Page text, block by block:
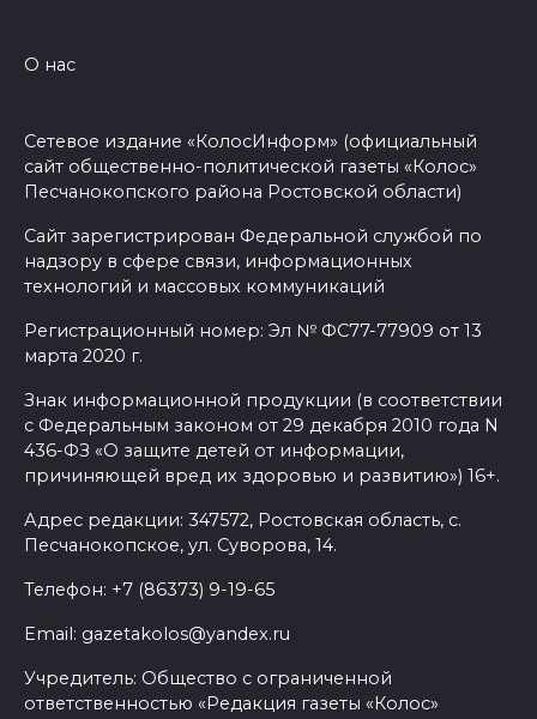
О нас
Сетевое издание «КолосИнформ» (официальный
сайт общественно-политической газеты «Колос»
Песчанокопского района Ростовской области)
Сайт зарегистрирован Федеральной службой по
надзору в сфере связи, информационных
технологий и массовых коммуникаций
Регистрационный номер: Эл № ФС77-77909 от 13
марта 2020 г.
Знак информационной продукции (в соответствии
с Федеральным законом от 29 декабря 2010 года N
436-ФЗ «О защите детей от информации,
причиняющей вред их здоровью и развитию») 16+.
Адрес редакции: 347572, Ростовская область, с.
Песчанокопское, ул. Суворова, 14.
Телефон: +7 (86373) 9-19-65
Email: gazetakolos@yandex.ru
Учредитель: Общество с ограниченной
ответственностью «Редакция газеты «Колос»